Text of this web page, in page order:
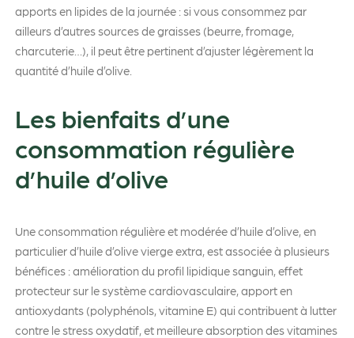
apports en lipides de la journée : si vous consommez par
ailleurs d’autres sources de graisses (beurre, fromage,
charcuterie…), il peut être pertinent d’ajuster légèrement la
quantité d’huile d’olive.
Les bienfaits d’une
consommation régulière
d’huile d’olive
Une consommation régulière et modérée d’huile d’olive, en
particulier d’huile d’olive vierge extra, est associée à plusieurs
bénéfices : amélioration du profil lipidique sanguin, effet
protecteur sur le système cardiovasculaire, apport en
antioxydants (polyphénols, vitamine E) qui contribuent à lutter
contre le stress oxydatif, et meilleure absorption des vitamines